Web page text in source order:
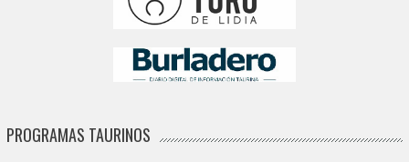
PROGRAMAS TAURINOS